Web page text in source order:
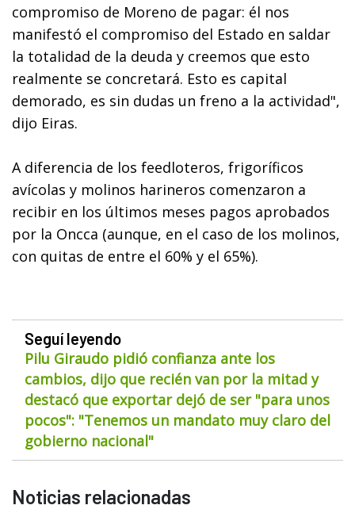
compromiso de Moreno de pagar: él nos
manifestó el compromiso del Estado en saldar
la totalidad de la deuda y creemos que esto
realmente se concretará. Esto es capital
demorado, es sin dudas un freno a la actividad",
dijo Eiras.
A diferencia de los feedloteros, frigoríficos
avícolas y molinos harineros comenzaron a
recibir en los últimos meses pagos aprobados
por la Oncca (aunque, en el caso de los molinos,
con quitas de entre el 60% y el 65%).
Seguí leyendo
Pilu Giraudo pidió confianza ante los
cambios, dijo que recién van por la mitad y
destacó que exportar dejó de ser "para unos
pocos": "Tenemos un mandato muy claro del
gobierno nacional"
Noticias relacionadas